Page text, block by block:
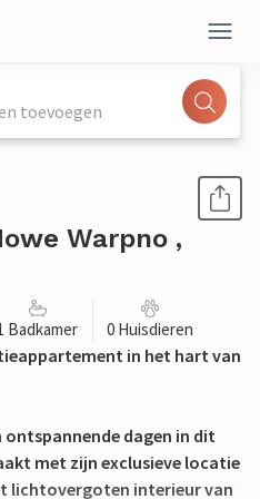
toevoegen
Warpno ,
Badkamer 0 Huisdieren
in het hart van
dagen in dit
met zijn exclusieve locatie
lichtovergoten interieur van